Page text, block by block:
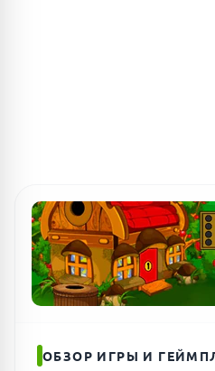
ОБЗОР ИГРЫ И